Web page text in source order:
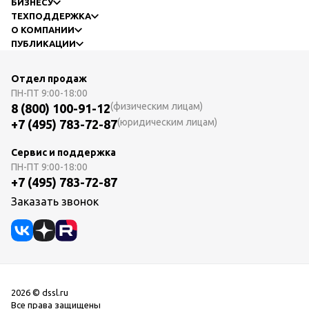
ТЕХПОДДЕРЖКА
О КОМПАНИИ
ПУБЛИКАЦИИ
Отдел продаж
ПН-ПТ 9:00-18:00
8 (800) 100-91-12(физическим лицам)
+7 (495) 783-72-87(юридическим лицам)
Сервис и поддержка
ПН-ПТ 9:00-18:00
+7 (495) 783-72-87
Заказать звонок
2026 © dssl.ru
Все права защищены